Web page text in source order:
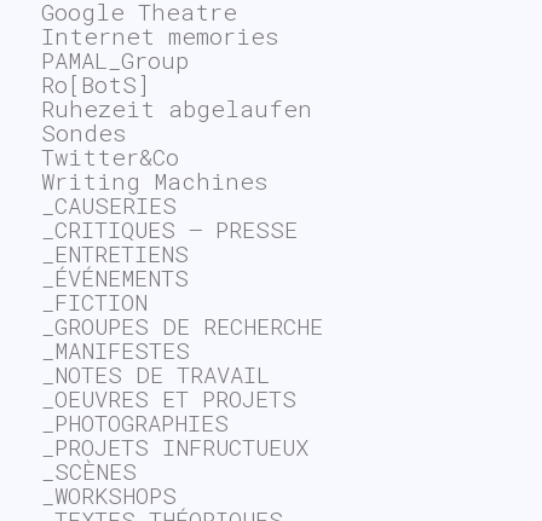
Google Theatre
Internet memories
PAMAL_Group
Ro[BotS]
Ruhezeit abgelaufen
Sondes
Twitter&Co
Writing Machines
_CAUSERIES
_CRITIQUES – PRESSE
_ENTRETIENS
_ÉVÉNEMENTS
_FICTION
_GROUPES DE RECHERCHE
_MANIFESTES
_NOTES DE TRAVAIL
_OEUVRES ET PROJETS
_PHOTOGRAPHIES
_PROJETS INFRUCTUEUX
_SCÈNES
_WORKSHOPS